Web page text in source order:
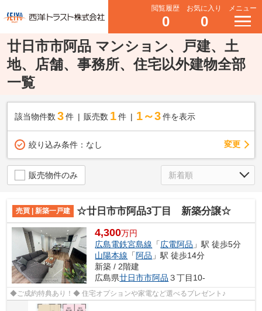
閲覧履歴
0
お気に入り
0
メニュー
廿日市市阿品 マンション、戸建、土
地、店舗、事務所、住宅以外建物全部
一覧
該当物件数 3件 販売数 1 件 1～3 件を表示
絞り込み条件： なし 変更
販売物件のみ
売買 | 新築一戸建 ☆廿日市市阿品3丁目 新築分譲☆
4,300万円
広島電鉄宮島線 「広電阿品 」駅 徒歩5分
山陽本線 「 阿品 」駅 徒歩14分
新築 / 2階建
広島県廿日市市阿品 ３丁目10-
◆ご成約特典あり！◆ 住宅オプションや家電など選べるプレゼント♪